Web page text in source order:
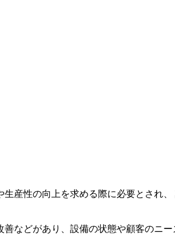
産性の向上を求める際に必要とされ
などがあり、設備の状態や顧客のニ